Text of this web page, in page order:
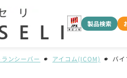
製品検索
ンシーバー アイコム(ICOM) バ